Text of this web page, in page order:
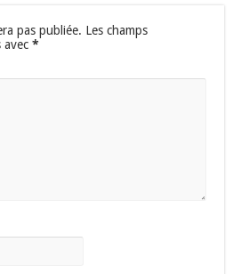
pas publiée. Les champs
avec *